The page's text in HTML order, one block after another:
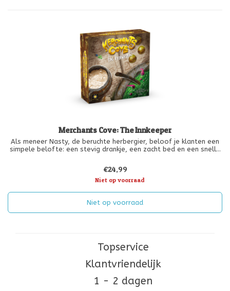
Merchants Cove: The Innkeeper
Als meneer Nasty, de beruchte herbergier, beloof je klanten een
simpele belofte: een stevig drankje, een zacht bed en een snelle
handelaren in
€24,99
Niet op voorraad
Niet op voorraad
Topservice
Klantvriendelijk
1 - 2 dagen